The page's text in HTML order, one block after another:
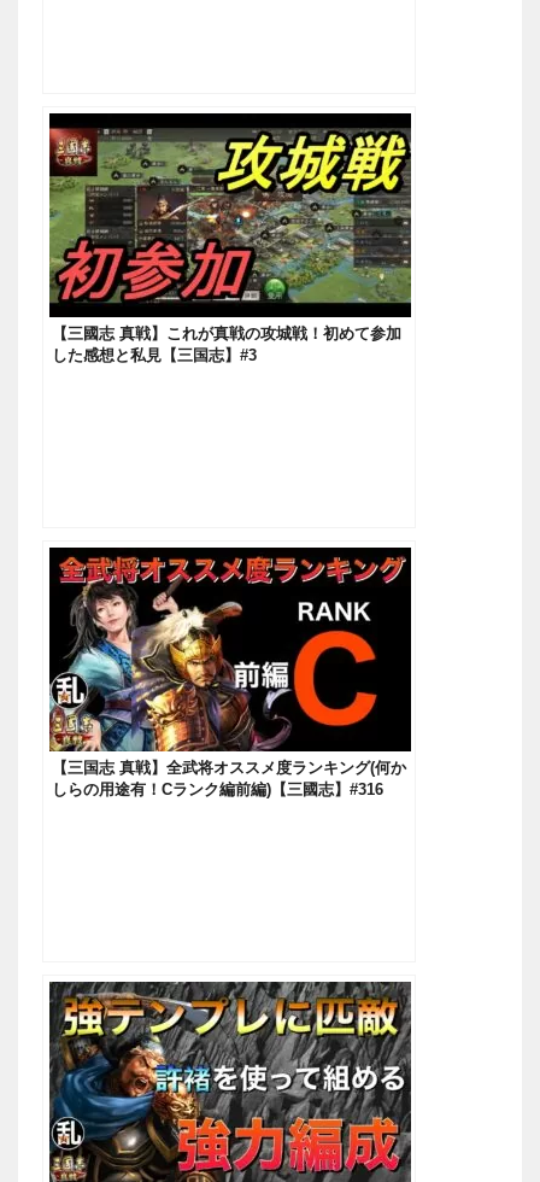
【三國志 真戦】これが真戦の攻城戦！初めて参加
した感想と私見【三国志】#3
【三国志 真戦】全武将オススメ度ランキング(何か
しらの用途有！Cランク編前編)【三國志】#316